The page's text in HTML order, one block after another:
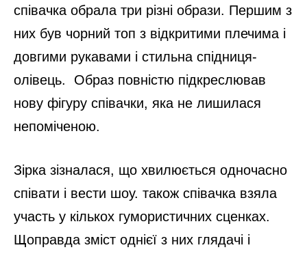
співачка обрала три різні образи. Першим з
них був чорний топ з відкритими плечима і
довгими рукавами і стильна спідниця-
олівець. Образ повністю підкреслював
нову фігуру співачки, яка не лишилася
непоміченою.
Зірка зізналася, що хвилюється одночасно
співати і вести шоу. також співачка взяла
участь у кількох гумористичних сценках.
Щоправда зміст однієї з них глядачі і